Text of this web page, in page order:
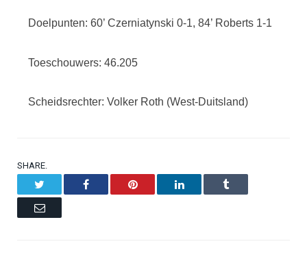
Doelpunten: 60’ Czerniatynski 0-1, 84’ Roberts 1-1
Toeschouwers: 46.205
Scheidsrechter: Volker Roth (West-Duitsland)
SHARE.
Facebook Pinterest LinkedIn Tumblr
Email